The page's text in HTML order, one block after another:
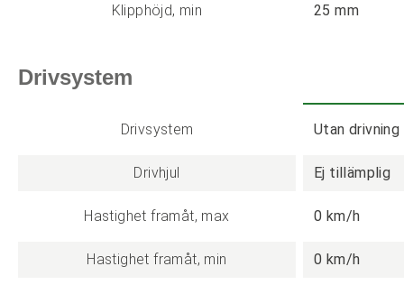
Klipphöjd, min 25 mm
Drivsystem
Drivsystem Utan drivning
Drivhjul Ej tillämplig
Hastighet framåt, max 0 km/h
Hastighet framåt, min 0 km/h